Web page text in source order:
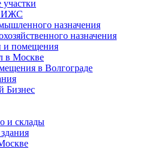
ИЖС
назначения
назначения
и помещения
в Москве
в Волгограде
Бизнес
и склады